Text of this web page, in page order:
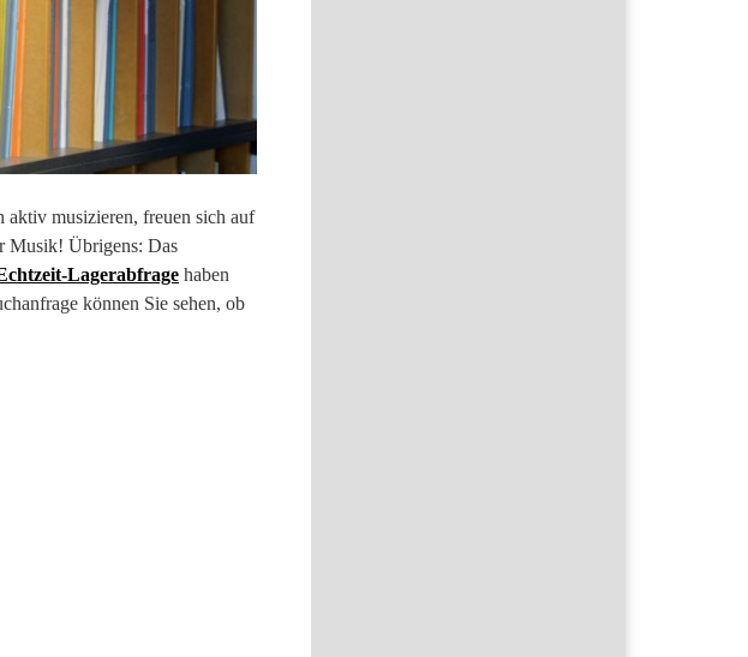
musizieren, freuen sich auf
Musik! Übrigens: Das
Lagerabfrage haben
können Sie sehen, ob